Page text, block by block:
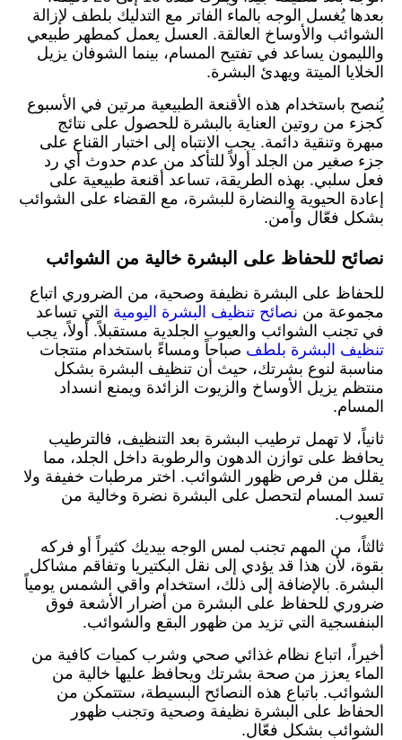
بعدها يُغسل الوجه بالماء الفاتر مع التدليك بلطف لإزالة
الشوائب والأوساخ العالقة. العسل يعمل كمطهر طبيعي
والليمون يساعد في تفتيح المسام، بينما الشوفان يزيل
الخلايا الميتة ويهدئ البشرة.
يُنصح باستخدام هذه الأقنعة الطبيعية مرتين في الأسبوع
كجزء من روتين العناية بالبشرة للحصول على نتائج
مبهرة وتنقية دائمة. يجب الانتباه إلى اختبار القناع على
جزء صغير من الجلد أولاً للتأكد من عدم حدوث أي رد
فعل سلبي. بهذه الطريقة، تساعد أقنعة طبيعية على
إعادة الحيوية والنضارة للبشرة، مع القضاء على الشوائب
بشكل فعّال وآمن.
نصائح للحفاظ على البشرة خالية من الشوائب
للحفاظ على البشرة نظيفة وصحية، من الضروري اتباع
مجموعة من نصائح تنظيف البشرة اليومية التي تساعد
في تجنب الشوائب والعيوب الجلدية مستقبلاً. أولاً، يجب
تنظيف البشرة بلطف صباحاً ومساءً باستخدام منتجات
مناسبة لنوع بشرتك، حيث أن تنظيف البشرة بشكل
منتظم يزيل الأوساخ والزيوت الزائدة ويمنع انسداد
المسام.
ثانياً، لا تهمل ترطيب البشرة بعد التنظيف، فالترطيب
يحافظ على توازن الدهون والرطوبة داخل الجلد، مما
يقلل من فرص ظهور الشوائب. اختر مرطبات خفيفة ولا
تسد المسام لتحصل على البشرة نضرة وخالية من
العيوب.
ثالثاً، من المهم تجنب لمس الوجه بيديك كثيراً أو فركه
بقوة، لأن هذا قد يؤدي إلى نقل البكتيريا وتفاقم مشاكل
البشرة. بالإضافة إلى ذلك، استخدام واقي الشمس يومياً
ضروري للحفاظ على البشرة من أضرار الأشعة فوق
البنفسجية التي تزيد من ظهور البقع والشوائب.
أخيراً، اتباع نظام غذائي صحي وشرب كميات كافية من
الماء يعزز من صحة بشرتك ويحافظ عليها خالية من
الشوائب. باتباع هذه النصائح البسيطة، ستتمكن من
الحفاظ على البشرة نظيفة وصحية وتجنب ظهور
الشوائب بشكل فعّال.